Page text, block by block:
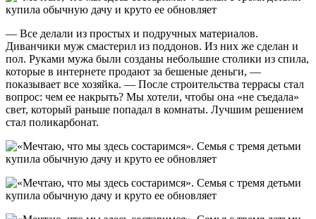
— Все делали из простых и подручных материалов.
Диванчики муж смастерил из поддонов. Из них же сделан и
пол. Руками мужа были созданы небольшие столики из спила,
которые в интернете продают за бешеные деньги, —
показывает все хозяйка. — После строительства террасы стал
вопрос: чем ее накрыть? Мы хотели, чтобы она «не съедала»
свет, который раньше попадал в комнаты. Лучшим решением
стал поликарбонат.